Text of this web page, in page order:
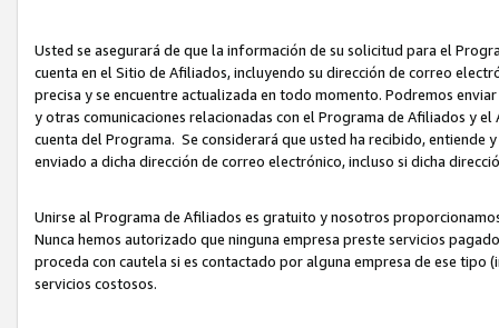
Usted se asegurará de que la información de su solicitud para el
cuenta en el Sitio de Afiliados, incluyendo su dirección de correo
precisa y se encuentre actualizada en todo momento. Podremos
y otras comunicaciones relacionadas con el Programa de Afiliados y
cuenta del Programa. Se considerará que usted ha recibido, entiende
enviado a dicha dirección de correo electrónico, incluso si dicha
Unirse al Programa de Afiliados es gratuito y nosotros
Nunca hemos autorizado que ninguna empresa preste servicios
proceda con cautela si es contactado por alguna empresa de ese
servicios costosos.